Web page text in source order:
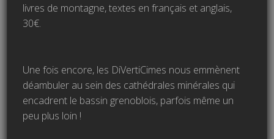
livres de montagne, textes en français et anglais,
30€.
Une fois encore, les DiVertiCimes nous emmènent
déambuler au sein des cathédrales minérales qui
encadrent le bassin grenoblois, parfois même un
peu plus loin !